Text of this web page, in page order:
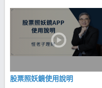
股票照妖鏡使用說明